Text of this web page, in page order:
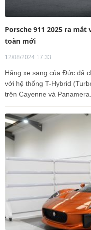
Porsche 911 2025 ra
toàn mới
12/08/2024 17:33
Hãng xe sang của Đức đã
với hệ thống T-Hybrid
trên Cayenne và Panamera.